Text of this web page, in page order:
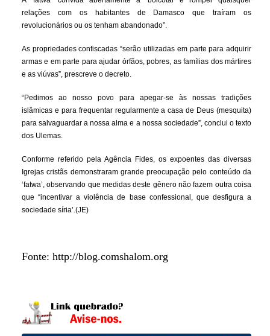
relações com os habitantes de Damasco que traíram os
revolucionários ou os tenham abandonado”.
As propriedades confiscadas “serão utilizadas em parte para adquirir
armas e em parte para ajudar órfãos, pobres, as famílias dos mártires
e as viúvas”, prescreve o decreto.
“Pedimos ao nosso povo para apegar-se às nossas tradições
islâmicas e para frequentar regularmente a casa de Deus (mesquita)
para salvaguardar a nossa alma e a nossa sociedade”, conclui o texto
dos Ulemas.
Conforme referido pela Agência Fides, os expoentes das diversas
Igrejas cristãs demonstraram grande preocupação pelo conteúdo da
‘fatwa’, observando que medidas deste gênero não fazem outra coisa
que “incentivar a violência de base confessional, que desfigura a
sociedade síria’.(JE)
Fonte: http://blog.comshalom.org